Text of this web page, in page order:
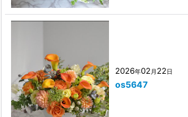
2026年02 月 22日
os5647